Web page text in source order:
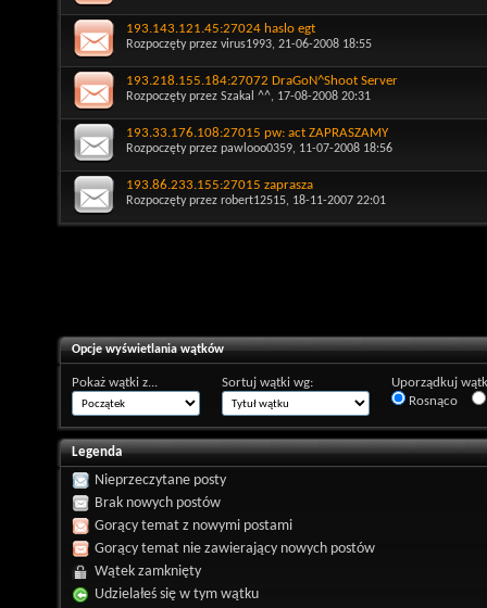
193.143.121.45:27024 haslo egt
Rozpoczęty przez virus1993, 21-06-2008 18:55
193.218.155.184:27072 DraGoN^Shoot Server
Rozpoczęty przez Szakal ^^, 17-08-2008 20:31
193.33.176.108:27015 pw: act ZAPRASZAMY
Rozpoczęty przez pawlooo0359, 11-07-2008 18:56
193.86.233.155:27015 zaprasza
Rozpoczęty przez robert12515, 18-11-2007 22:01
Opcje wyświetlania wątków
Pokaż wątki z... Sortuj wątki wg:
Uporządkuj
Rosnąco
Legenda
Nieprzeczytane posty
Brak nowych postów
Gorący temat z nowymi postami
Gorący temat nie zawierający nowych postów
Wątek zamknięty
Udzielałeś się w tym wątku